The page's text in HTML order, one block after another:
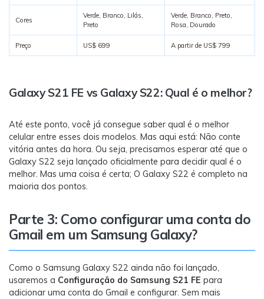
Cores
Verde, Branco, Lilás,
Preto
Verde, Branco, Preto,
Rosa, Dourado
Preço US$ 699 A partir de US$ 799
Galaxy S21 FE vs Galaxy S22: Qual é o melhor?
Até este ponto, você já consegue saber qual é o melhor
celular entre esses dois modelos. Mas aqui está: Não conte
vitória antes da hora. Ou seja, precisamos esperar até que o
Galaxy S22 seja lançado oficialmente para decidir qual é o
melhor. Mas uma coisa é certa; O Galaxy S22 é completo na
maioria dos pontos.
Parte 3: Como configurar uma conta do
Gmail em um Samsung Galaxy?
Como o Samsung Galaxy S22 ainda não foi lançado,
usaremos a Configuração do Samsung S21 FE para
adicionar uma conta do Gmail e configurar. Sem mais